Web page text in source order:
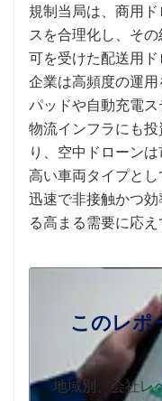
規制当局は、商用
スを合理化し、そ
可を受けた配送用ド
企業は高頻度の運
パッドや自動充電
物流インフラにも
り、空中ドローン
高い車両タイプと
迅速で非接触かつ
る高まる需要に応
このレポ
地域別、会社レ